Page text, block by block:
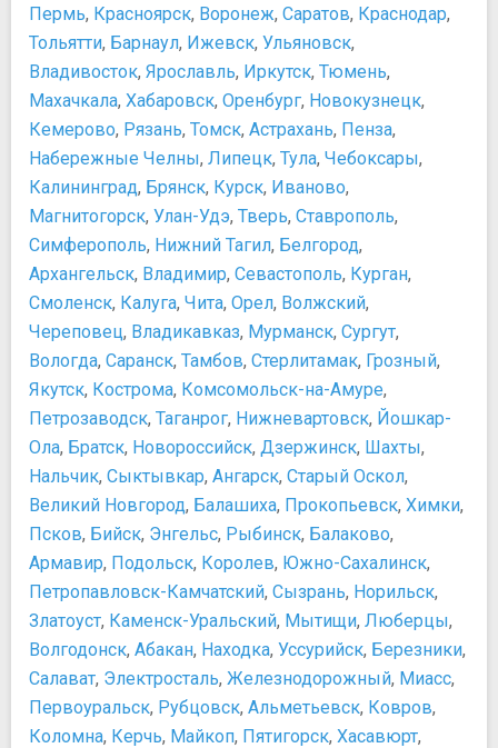
Галерея на Солянке (Solyanka VPA)
Государственная Третьяковская галерея
Государственный Геологический музей им. В.И.
Вернадского
Государственный Дарвиновский музей
Государственный исторический музей
Государственный музей А.С. Пушкина
Государственный музей В.В. Маяковского
Государственный музей Востока
Государственный музей изобразительных искусств им.
А.С. Пушкина
Государственный музей истории ГУЛАГа
Государственный Музей Л.Н. Толстого
Государственный музей обороны Москвы
Государственный центральный музей музыкальной
культуры им. М.И.Глинки
Государственный центральный музей современной
истории России
Государственный Центральный Театральный Музей им.
А.А. Бахрушина
Дом-музей Марины Цветаевой
Еврейский музей и центр толерантности
Международный Центр-Музей имени Н.К. Рериха
Минералогический музей им. А.Е. Ферсмана
Московский музей анимации
Московский музей современного искусства
Мосфильм Музей
Музей Железнодорожной Техники
Пермь, Красноярск, Воронеж, Саратов, Краснодар,
Тольятти, Барнаул, Ижевск, Ульяновск,
Владивосток, Ярославль, Иркутск, Тюмень,
Махачкала, Хабаровск, Оренбург, Новокузнецк,
Кемерово, Рязань, Томск, Астрахань, Пенза,
Набережные Челны, Липецк, Тула, Чебоксары,
Калининград, Брянск, Курск, Иваново,
Магнитогорск, Улан-Удэ, Тверь, Ставрополь,
Симферополь, Нижний Тагил, Белгород,
Архангельск, Владимир, Севастополь, Курган,
Смоленск, Калуга, Чита, Орел, Волжский,
Череповец, Владикавказ, Мурманск, Сургут,
Вологда, Саранск, Тамбов, Стерлитамак, Грозный,
Якутск, Кострома, Комсомольск-на-Амуре,
Петрозаводск, Таганрог, Нижневартовск, Йошкар-
Ола, Братск, Новороссийск, Дзержинск, Шахты,
Нальчик, Сыктывкар, Ангарск, Старый Оскол,
Великий Новгород, Балашиха, Прокопьевск, Химки,
Псков, Бийск, Энгельс, Рыбинск, Балаково,
Армавир, Подольск, Королев, Южно-Сахалинск,
Петропавловск-Камчатский, Сызрань, Норильск,
Златоуст, Каменск-Уральский, Мытищи, Люберцы,
Волгодонск, Абакан, Находка, Уссурийск, Березники,
Салават, Электросталь, Железнодорожный, Миасс,
Первоуральск, Рубцовск, Альметьевск, Ковров,
Коломна, Керчь, Майкоп, Пятигорск, Хасавюрт,